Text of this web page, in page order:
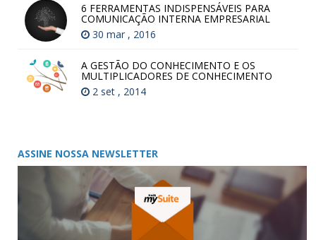
6 FERRAMENTAS INDISPENSÁVEIS PARA
COMUNICAÇÃO INTERNA EMPRESARIAL
30 mar , 2016
A GESTÃO DO CONHECIMENTO E OS
MULTIPLICADORES DE CONHECIMENTO
2 set , 2014
ASSINE NOSSA NEWSLETTER